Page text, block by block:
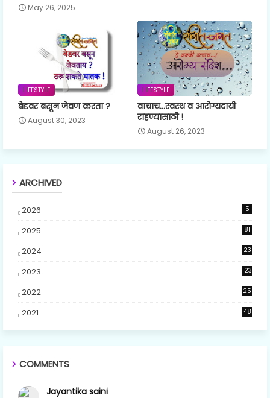
May 26, 2025
LIFESTYLE
बेडवर बसून जेवण करता ?
August 30, 2023
LIFESTYLE
वाचाच...स्वस्थ व आरोग्यदायी
राहण्यासाठी !
August 26, 2023
ARCHIVED
2026 5
2025 81
2024
23
2023 123
2022 25
2021 48
COMMENTS
Jayantika saini